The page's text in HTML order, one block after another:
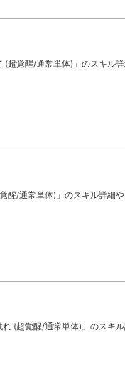
超覚醒/通常単体)」のスキル
醒/通常単体)」のスキル詳細や
(超覚醒/通常単体)」のスキ